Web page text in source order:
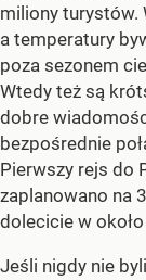
miliony turystów.
a temperatury
poza sezonem
Wtedy też są
dobre
bezpośrednie
Pierwszy rejs do
zaplanowano na
dolecicie w
Jeśli nigdy nie